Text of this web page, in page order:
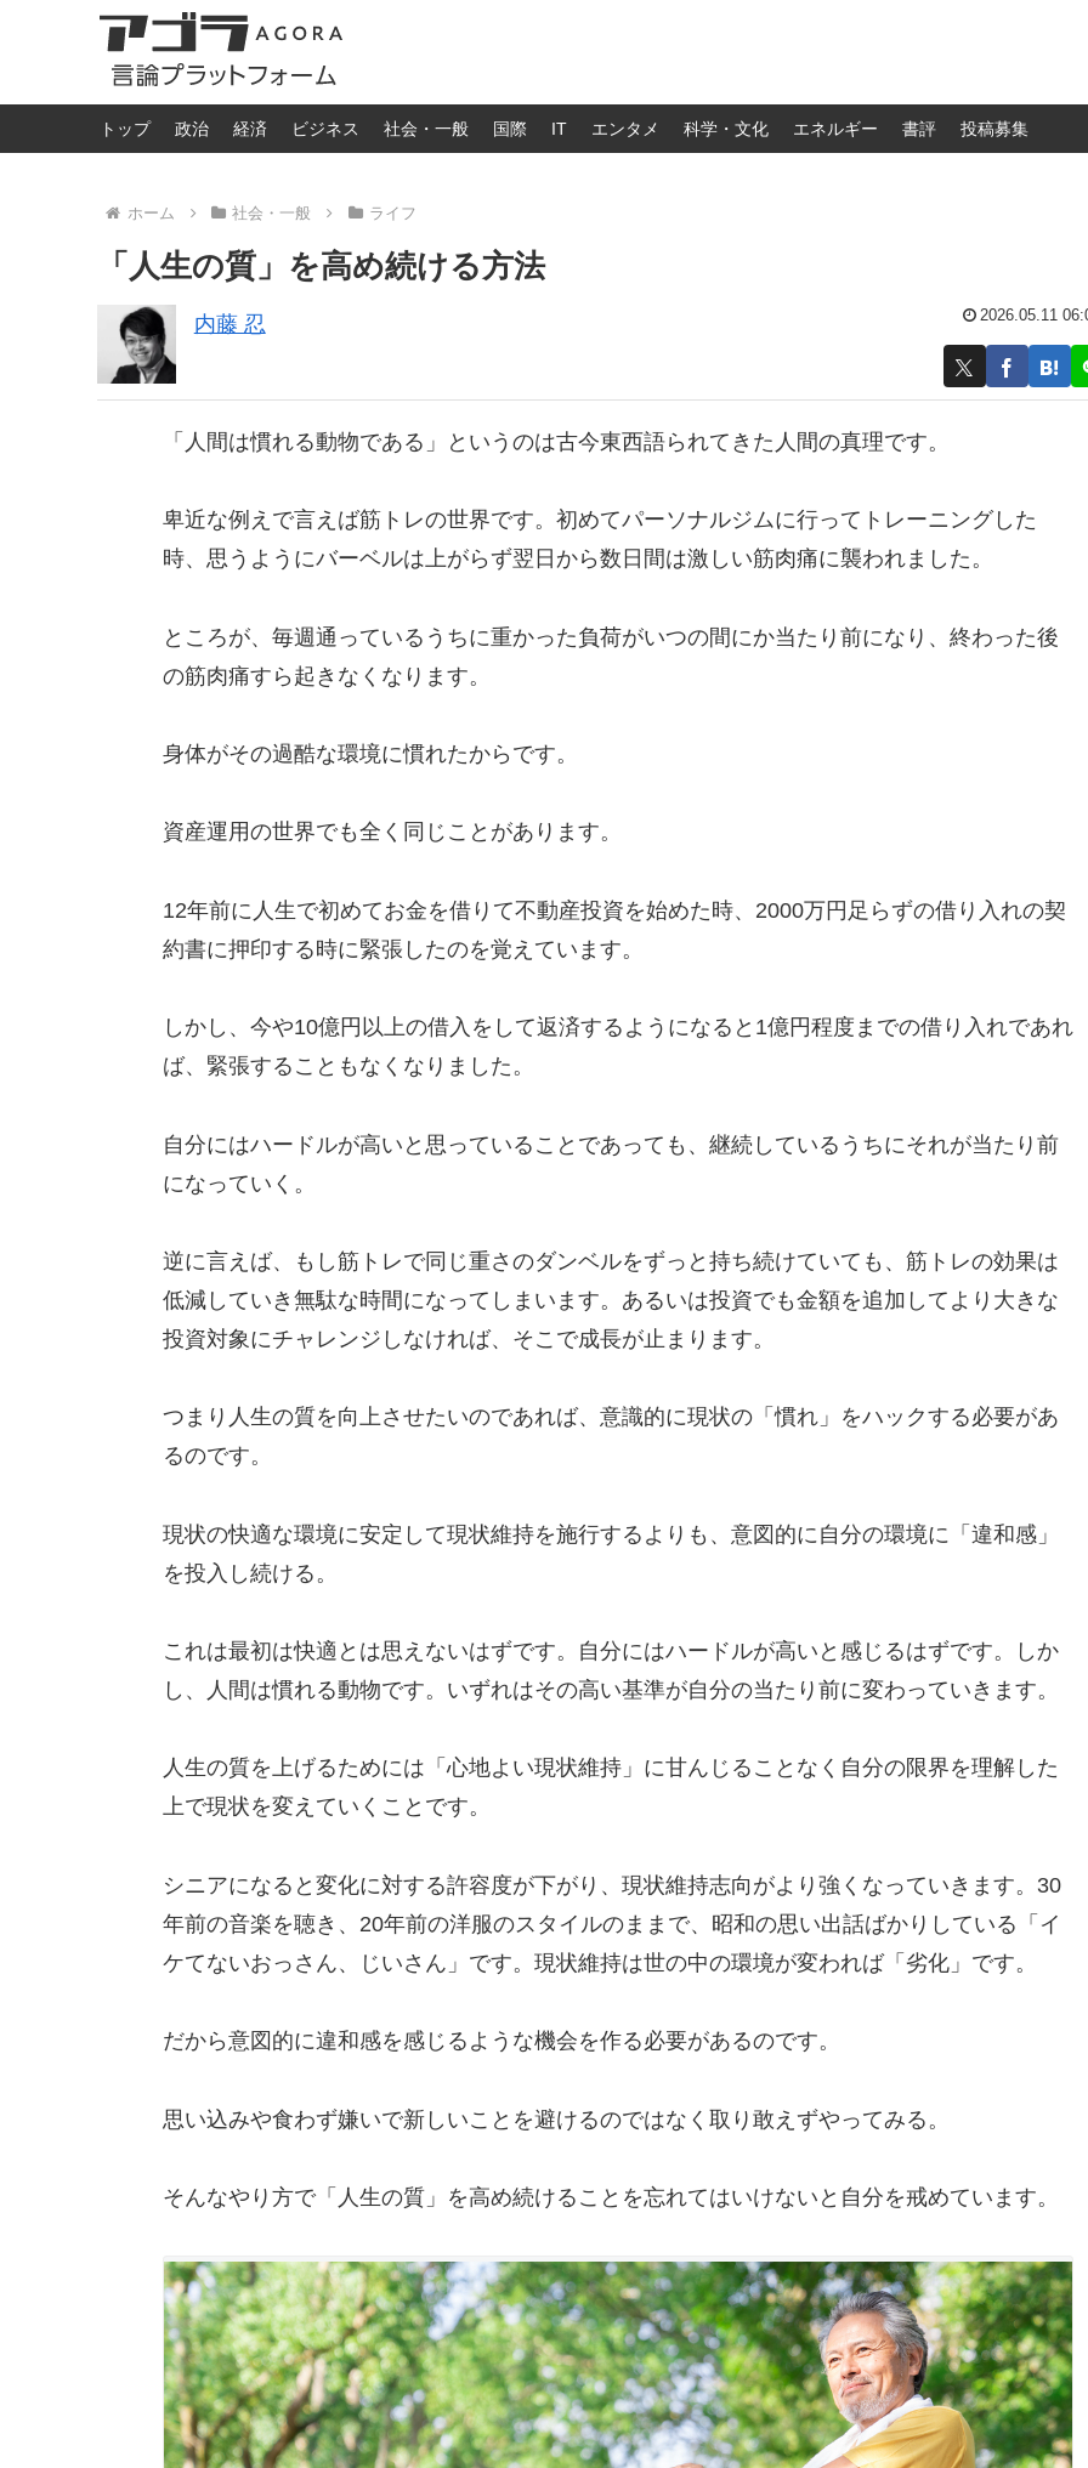
トップ 政治 経済 ビジネス 社会・一般 国際 IT エンタメ 科学・文化 エネルギー 書評 投稿募集
ホーム 社会・一般 ライフ
「人生の質」を高め続ける方法
内藤 忍 2026.05.11
「人間は慣れる動物である」というのは古今東西語られてきた人間の真理です。
卑近な例えで言えば筋トレの世界です。初めてパーソナルジムに行ってトレーニングした
時、思うようにバーベルは上がらず翌日から数日間は激しい筋肉痛に襲われました。
ところが、毎週通っているうちに重かった負荷がいつの間にか当たり前になり、終わった後
の筋肉痛すら起きなくなります。
身体がその過酷な環境に慣れたからです。
資産運用の世界でも全く同じことがあります。
12年前に人生で初めてお金を借りて不動産投資を始めた時、2000万円足らずの借り入れの契
約書に押印する時に緊張したのを覚えています。
しかし、今や10億円以上の借入をして返済するようになると1億円程度までの借り入れであれ
ば、緊張することもなくなりました。
自分にはハードルが高いと思っていることであっても、継続しているうちにそれが当たり前
になっていく。
逆に言えば、もし筋トレで同じ重さのダンベルをずっと持ち続けていても、筋トレの効果は
低減していき無駄な時間になってしまいます。あるいは投資でも金額を追加してより大きな
投資対象にチャレンジしなければ、そこで成長が止まります。
つまり人生の質を向上させたいのであれば、意識的に現状の「慣れ」をハックする必要があ
るのです。
現状の快適な環境に安定して現状維持を施行するよりも、意図的に自分の環境に「違和感」
を投入し続ける。
これは最初は快適とは思えないはずです。自分にはハードルが高いと感じるはずです。しか
し、人間は慣れる動物です。いずれはその高い基準が自分の当たり前に変わっていきます。
人生の質を上げるためには「心地よい現状維持」に甘んじることなく自分の限界を理解した
上で現状を変えていくことです。
シニアになると変化に対する許容度が下がり、現状維持志向がより強くなっていきます。30
年前の音楽を聴き、20年前の洋服のスタイルのままで、昭和の思い出話ばかりしている「イ
ケてないおっさん、じいさん」です。現状維持は世の中の環境が変われば「劣化」です。
だから意図的に違和感を感じるような機会を作る必要があるのです。
思い込みや食わず嫌いで新しいことを避けるのではなく取り敢えずやってみる。
そんなやり方で「人生の質」を高め続けることを忘れてはいけないと自分を戒めています。